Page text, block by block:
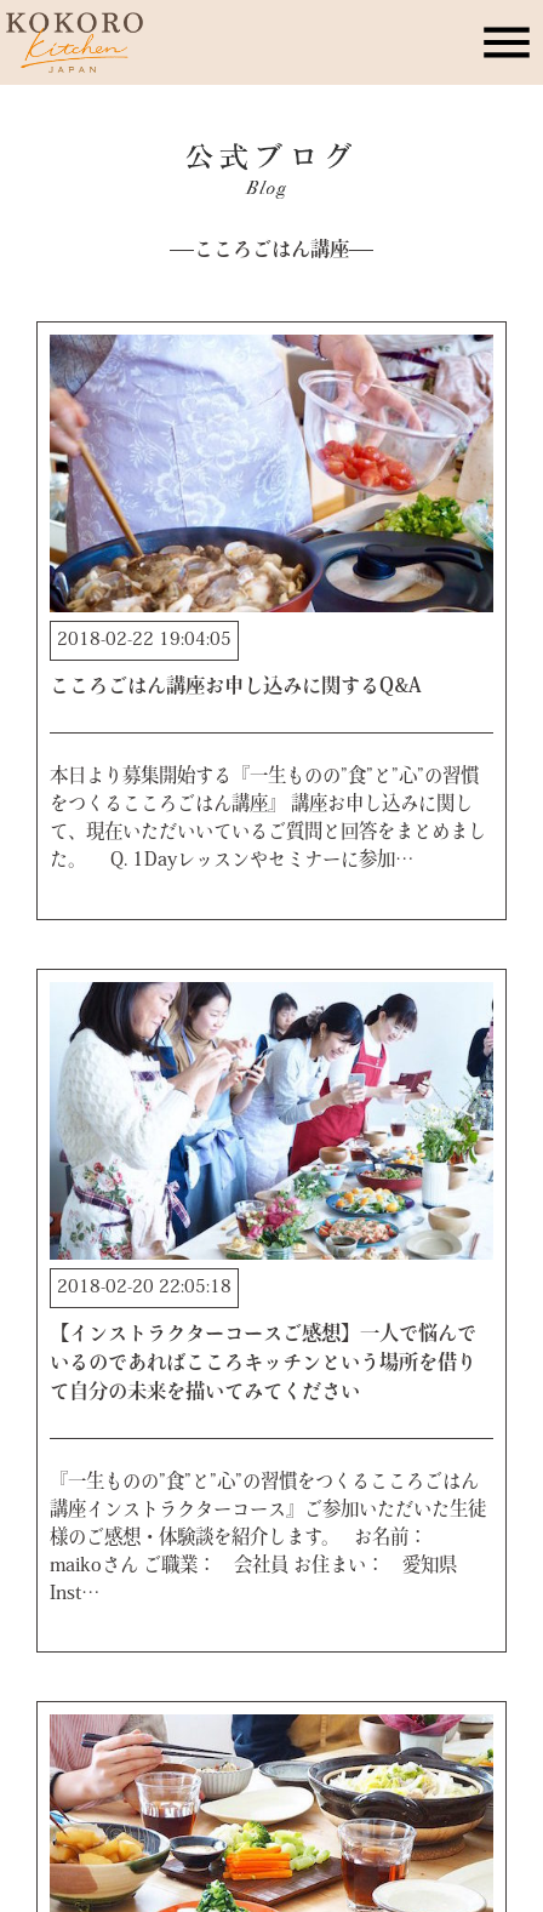
こころキッチンとは
季節のこころレシピ
公式ブログ
お問合せ
こころごはん講座
2018-02-22 19:04:05
こころごはん講座お申し込みに関するQ&A
本日より募集開始する『一生ものの”食”と”心”の習慣
をつくるこころごはん講座』 講座お申し込みに関し
て、現在いただいいているご質問と回答をまとめまし
た。 Q. 1Dayレッスンやセミナーに参加…
2018-02-20 22:05:18
【インストラクターコースご感想】一人で悩んで
いるのであればこころキッチンという場所を借り
て自分の未来を描いてみてください
『一生ものの”食”と”心”の習慣をつくるこころごはん
講座インストラクターコース』ご参加いただいた生徒
様のご感想・体験談を紹介します。 お名前：
maikoさん ご職業： 会社員 お住まい： 愛知県
Inst…